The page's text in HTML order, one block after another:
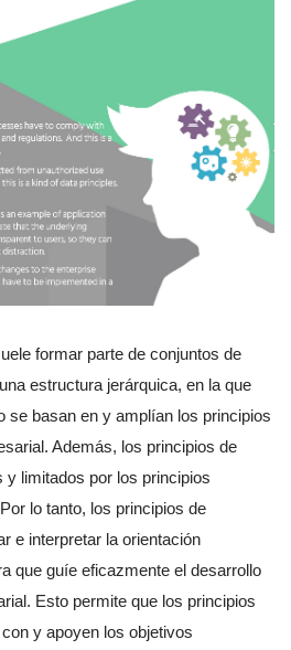
formar parte de conjuntos de
estructura jerárquica, en la que
se basan en y amplían los principios
Además, los principios de
y limitados por los principios
lo tanto, los principios de
e interpretar la orientación
que guíe eficazmente el desarrollo
Esto permite que los principios
y apoyen los objetivos